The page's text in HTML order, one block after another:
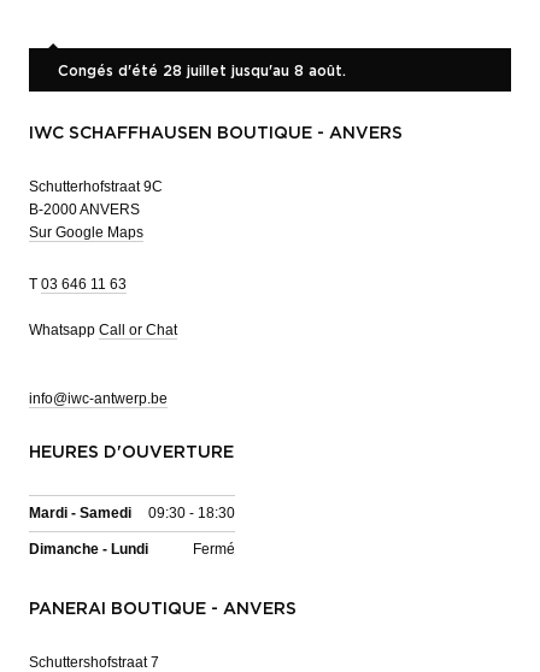
Congés d'été 28 juillet jusqu'au 8 août.
IWC SCHAFFHAUSEN BOUTIQUE - ANVERS
Schutterhofstraat 9C
B-2000 ANVERS
Sur Google Maps
T 03 646 11 63
Whatsapp Call or Chat
info@iwc-antwerp.be
HEURES D'OUVERTURE
Mardi - Samedi 09:30 - 18:30
Dimanche - Lundi Fermé
PANERAI BOUTIQUE - ANVERS
Schuttershofstraat 7